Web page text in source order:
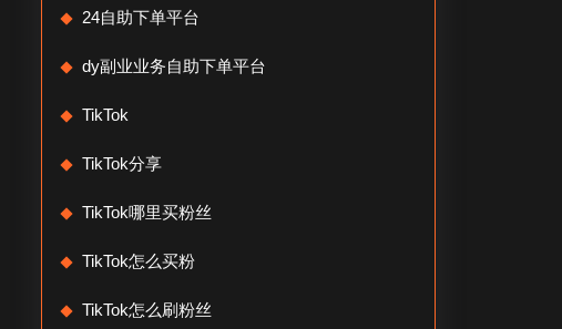
24自助下单平台
dy副业业务自助下单平台
TikTok
TikTok分享
TikTok哪里买粉丝
TikTok怎么买粉
TikTok怎么刷粉丝